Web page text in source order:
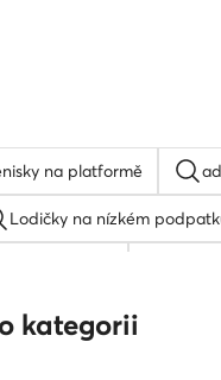
na platformě
Lodičky na nízkém
C 85 Boty k obleku
kategorii